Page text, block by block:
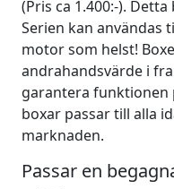
(Pris ca 1.400:-).
Serien kan användas
motor som helst!
andrahandsvärde i
garantera funktionen
boxar passar till alla
marknaden.
Passar en